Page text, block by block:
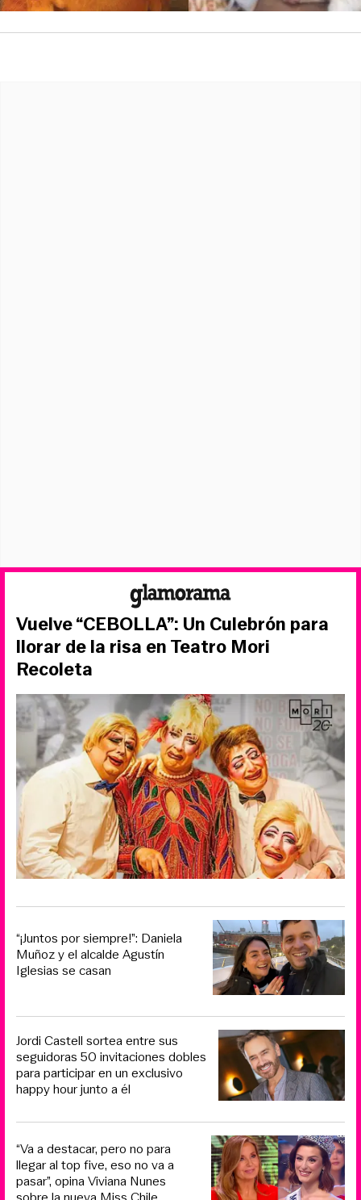
Vuelve “CEBOLLA”: Un Culebrón para
llorar de la risa en Teatro Mori
Recoleta
“¡Juntos por siempre!”: Daniela
Muñoz y el alcalde Agustín
Iglesias se casan
Jordi Castell sortea entre sus
seguidoras 50 invitaciones dobles
para participar en un exclusivo
happy hour junto a él
“Va a destacar, pero no para
llegar al top five, eso no va a
pasar”, opina Viviana Nunes